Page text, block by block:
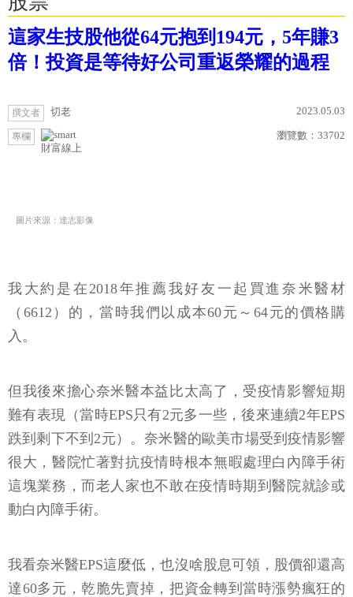
這家生技股他從64元抱到194元，5年賺3
倍！投資是等待好公司重返榮耀的過程
撰文者 切老 2023.05.03
專欄
財富線上
瀏覽數： 33702
圖片來源：達志影像
我大約是在2018年推薦我好友一起買進奈米醫材
（6612）的，當時我們以成本60元～64元的價格購
入。
但我後來擔心奈米醫本益比太高了，受疫情影響短期
難有表現（當時EPS只有2元多一些，後來連續2年EPS
跌到剩下不到2元）。奈米醫的歐美市場受到疫情影響
很大，醫院忙著對抗疫情時根本無暇處理白內障手術
這塊業務，而老人家也不敢在疫情時期到醫院就診或
動白內障手術。
我看奈米醫EPS這麼低，也沒啥股息可領，股價卻還高
達60多元，乾脆先賣掉，把資金轉到當時漲勢瘋狂的